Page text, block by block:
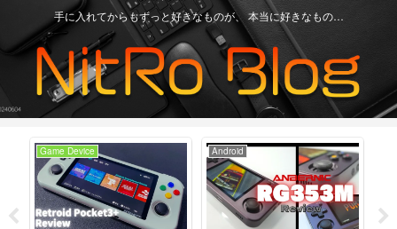
手に入れてからもずっと好きなものが、 本当に好きなもの…
Game Device Android